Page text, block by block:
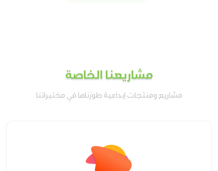
مشاريعنا الخاصة
مشاريع ومنتجات إبداعية طوّرناها في مختبراتنا